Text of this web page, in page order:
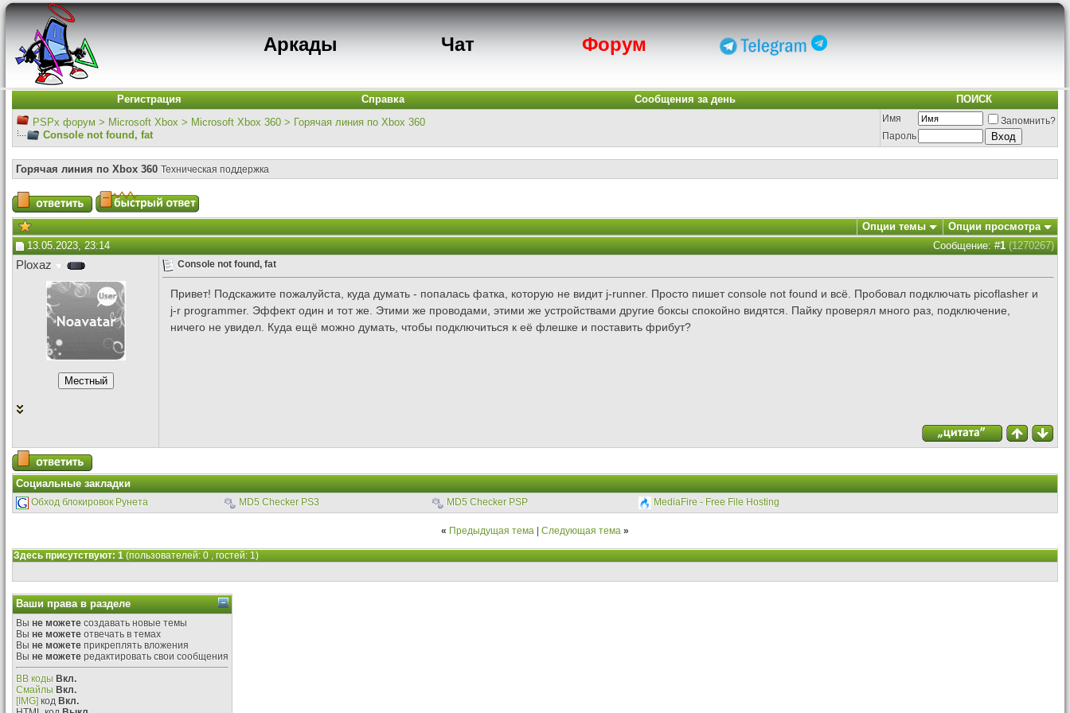
Аркады Чат Форум
Регистрация Справка Сообщения за день
ПОИСК
PSPx форум > Microsoft Xbox > Microsoft Xbox 360 > Горячая линия по Xbox 360
Console not found, fat
Имя
Запомнить?
Пароль
Горячая линия по Xbox 360 Техническая поддержка
Опции темы
Опции просмотра
13.05.2023, 23:14
Сообщение: #1(1270267)
Ploxaz Console not found, fat
Привет! Подскажите пожалуйста, куда думать - попалась фатка, которую не видит j-runner. Просто пишет console not found и всё. Пробовал подключать picoflasher и
j-r programmer. Эффект один и тот же. Этими же проводами, этими же устройствами другие боксы спокойно видятся. Пайку проверял много раз, подключение,
ничего не увидел. Куда ещё можно думать, чтобы подключиться к её флешке и поставить фрибут?
Социальные закладки
Обход блокировок Рунета MD5 Checker PS3 MD5 Checker PSP MediaFire - Free File Hosting
« Предыдущая тема Следующая тема »
Здесь присутствуют: 1 (пользователей: 0 , гостей: 1)
Ваши права в разделе
Вы не можете создавать новые темы
Вы не можете отвечать в темах
Вы не можете прикреплять вложения
Вы не можете редактировать свои сообщения
BB коды Вкл.
Смайлы Вкл.
[IMG] код Вкл.